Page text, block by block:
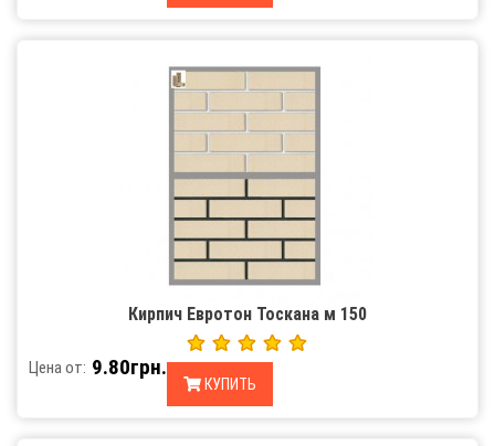
Кирпич Евротон Тоскана м 150
Цена от: 9.80грн.
КУПИТЬ